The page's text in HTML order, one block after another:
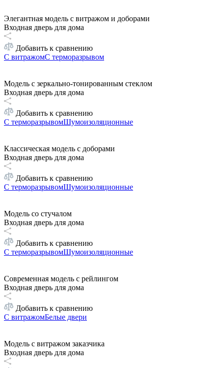
Элегантная модель с витражом и доборами
Входная дверь для дома
Добавить к сравнению
С витражомС терморазрывом
Модель с зеркально-тонированным стеклом
Входная дверь для дома
Добавить к сравнению
С терморазрывомШумоизоляционные
Классическая модель с доборами
Входная дверь для дома
Добавить к сравнению
С терморазрывомШумоизоляционные
Модель со стучалом
Входная дверь для дома
Добавить к сравнению
С терморазрывомШумоизоляционные
Современная модель с рейлингом
Входная дверь для дома
Добавить к сравнению
С витражомБелые двери
Модель с витражом заказчика
Входная дверь для дома